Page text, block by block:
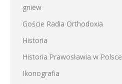
gniew
Goście Radia Orthodoxia
Historia
Historia Prawosławia w Polsce
Ikonografia